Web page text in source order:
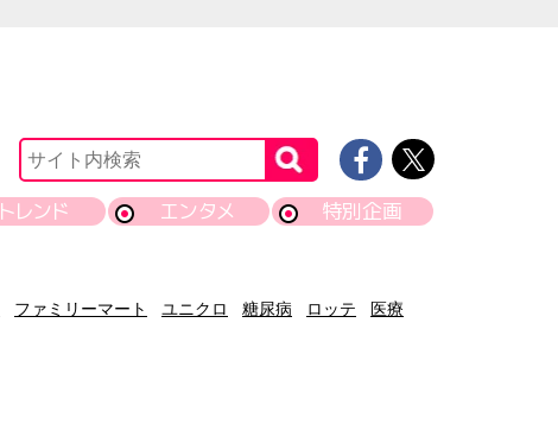
トレンド エンタメ 特別企画
ファミリーマート ユニクロ 糖尿病 ロッテ
医療